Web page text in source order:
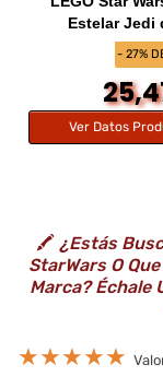
- 27%
Estelar Jedi
Ver Datos
🖍️ ¿Estás
StarWars O
Marca? Échale
★★★★★